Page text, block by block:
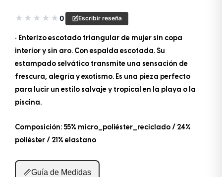
★ ★ ★ ★ ★0 Escribir reseña
• Enterizo escotado triangular de mujer sin copa
interior y sin aro. Con espalda escotada. Su
estampado selvático transmite una sensación de
frescura, alegría y exotismo. Es una pieza perfecto
para lucir un estilo salvaje y tropical en la playa o la
piscina.
Composición: 55% micro_poliéster_reciclado / 24%
poliéster / 21% elastano
📏Guía de Medidas